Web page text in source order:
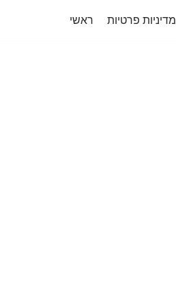
מדיניות פרטיות ראשי